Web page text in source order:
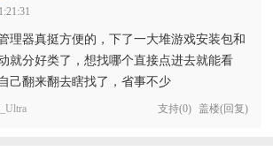
理器真挺方便的，下了一大堆游戏安装包和
就分好类了，想找哪个直接点进去就能看
己翻来翻去瞎找了，省事不少
支持(0) 盖楼(回复)